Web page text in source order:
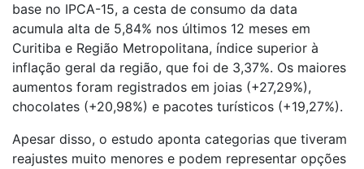
base no IPCA-15, a cesta de consumo da data
acumula alta de 5,84% nos últimos 12 meses em
Curitiba e Região Metropolitana, índice superior à
inflação geral da região, que foi de 3,37%. Os maiores
aumentos foram registrados em joias (+27,29%),
chocolates (+20,98%) e pacotes turísticos (+19,27%).
Apesar disso, o estudo aponta categorias que tiveram
reajustes muito menores e podem representar opções